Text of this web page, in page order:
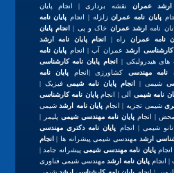
ارشد عمراننقشه برداری | انجام پایان
پایان نامه عمرانزلزله | انجام پایان نامه
نامه ارشد عمران خاک و پی |
انجام پایان
نامه عمران راه |
انجام پایان نامه ارشد
کارشناسی ارشدعمران آب | انجام پایان نامه
هیدرولیکی |
انجام پایان نامه کارشناسی
نامه مهندسی کشاورزی |انجام پایان نامه
شیمی | انجام پایان نامه شیمیفیزیک |
نامه شیمی آلی | انجامپایان نامه کارشناسی
شیمی تجزیه | انجام پایان نامه ارشدشیمی
محض | انجامپایان نامه مهندسی شیمی پلیمر |
نانو شیمی | انجام پایان نامه دکتری مهندسی
ارشد مهندسی شیمی پیشرانه ها | انجام
پایان نامه مهندسی شیمیپیشرانه جامد |
| انجام پایان نامه ارشد مهندسی شیمی فناوری